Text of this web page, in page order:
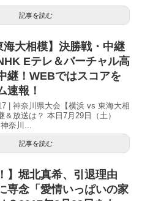
記事を読む
海大相模】決勝戦・中継
Eテレ＆バーチャル高
継！WEBではスコアを
速報！
| 神奈川県大会【横浜 vs 東海大相
＆放送は？ 本日7月29日（土）
奈川...
記事を読む
】堀北真希、引退理由
専念「愛情いっぱいの家